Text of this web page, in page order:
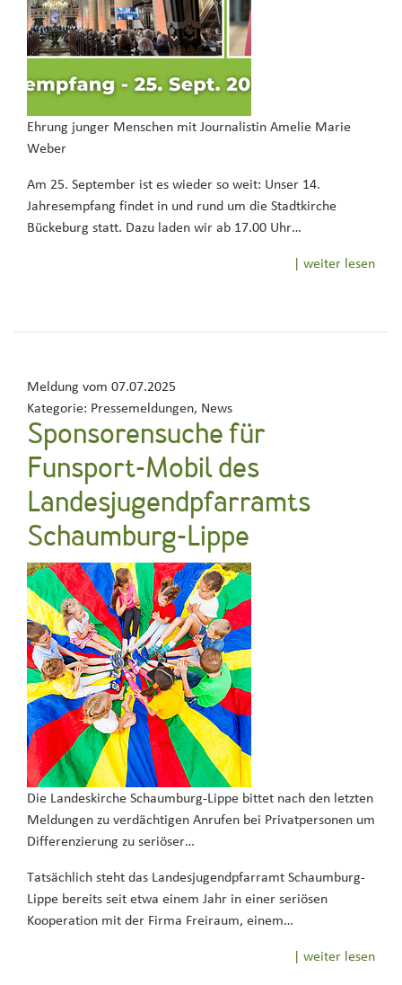
Ehrung junger Menschen mit Journalistin Amelie Marie
Weber
Am 25. September ist es wieder so weit: Unser 14.
Jahresempfang findet in und rund um die Stadtkirche
Bückeburg statt. Dazu laden wir ab 17.00 Uhr…
| weiter lesen
Meldung vom 07.07.2025
Kategorie: Pressemeldungen, News
Sponsorensuche für
Funsport-Mobil des
Landesjugendpfarramts
Schaumburg-Lippe
Die Landeskirche Schaumburg-Lippe bittet nach den letzten
Meldungen zu verdächtigen Anrufen bei Privatpersonen um
Differenzierung zu seriöser…
Tatsächlich steht das Landesjugendpfarramt Schaumburg-
Lippe bereits seit etwa einem Jahr in einer seriösen
Kooperation mit der Firma Freiraum, einem…
| weiter lesen